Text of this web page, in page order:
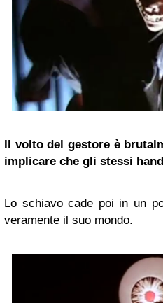
Il volto del gestore è
implicare che gli stessi
Lo schiavo cade poi in un
veramente il suo mondo.